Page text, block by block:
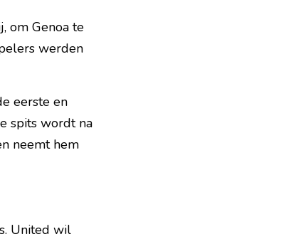
om Genoa te
werden
eerste en
spits wordt na
neemt hem
United wil